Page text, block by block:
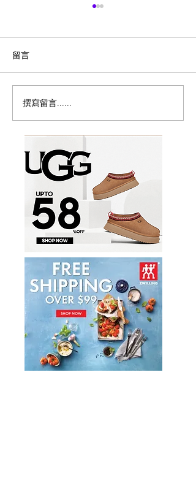
历史新低！Samsonite 新
秀丽 Winfield 2 全PC
20+28寸 黑色拉杆行李箱2
件套1.7折
留言
撰寫留言......